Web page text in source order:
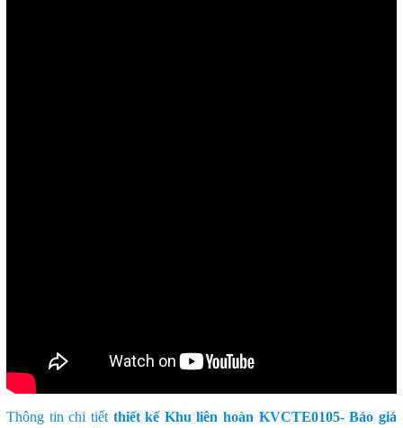
Thông tin chi tiết thiết kế Khu liên hoàn KVCTE0105- Báo giá